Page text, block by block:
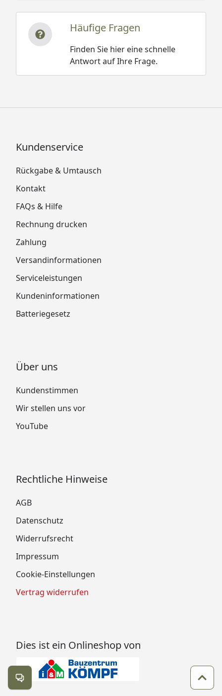
Häufige Fragen
Finden Sie hier eine schnelle
Antwort auf Ihre Frage.
Kundenservice
Rückgabe & Umtausch
Kontakt
FAQs & Hilfe
Rechnung drucken
Zahlung
Versandinformationen
Serviceleistungen
Kundeninformationen
Batteriegesetz
Über uns
Kundenstimmen
Wir stellen uns vor
YouTube
Rechtliche Hinweise
AGB
Datenschutz
Widerrufsrecht
Impressum
Cookie-Einstellungen
Vertrag widerrufen
Dies ist ein Onlineshop von
Kontakt öffnen